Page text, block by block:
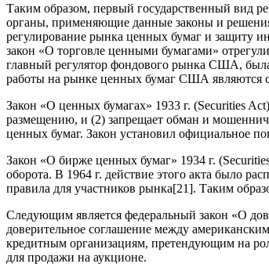
Таким образом, первый государственный вид
органы, применяющие данные законы и
регулирование рынка ценных бумаг и защиту
закон «О торговле ценными бумагами»
главный регулятор фондового рынка США,
работы на рынке ценных бумаг США являются
Закон «О ценных бумагах» 1933 г. (Securities Act)
размещению, и (2) запрещает обман и
ценных бумаг. Закон установил официальное
Закон «О бирже ценных бумаг» 1934 г.
оборота. В 1964 г. действие этого акта было
правила для участников рынка[21]. Таким
Следующим является федеральный закон «О
доверительное соглашение между
кредитным организациям, претендующим на
для продажи на аукционе.